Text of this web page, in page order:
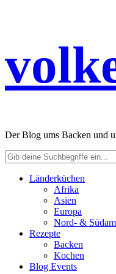
Der Blog ums Backen und
Länderküchen
Afrika
Asien
Europa
Nord- &
Rezepte
Backen
Kochen
Blog Events